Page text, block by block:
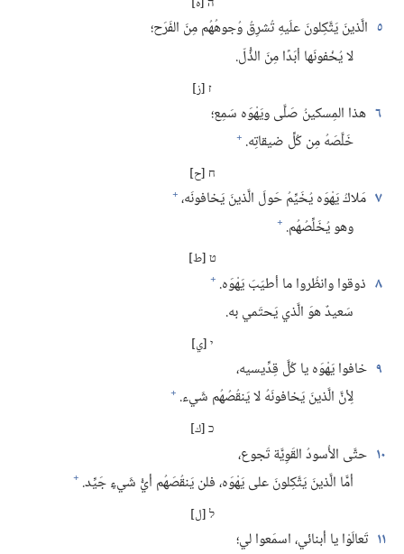
٥ الَّذينَ يَتَّكِلونَ علَيهِ تُشرِقُ وُجوهُهُم مِنَ الفَرَح؛‏
لا يُخْفونَها أبَدًا مِنَ الذُّلّ.‏
ז [ز]
٦ هذا المِسكينُ صَلَّى ويَهْوَه سَمِع؛‏
خَلَّصَهُ مِن كُلِّ ضيقاتِه.‏ +
ח [ح]
٧ مَلاكُ يَهْوَه يُخَيِّمُ حَولَ الَّذينَ يَخافونَه،‏ +
وهو يُخَلِّصُهُم.‏ +
ט [ط]
٨ ذوقوا وانظُروا ما أطيَبَ يَهْوَه.‏ +
سَعيدٌ هوَ الَّذي يَحتَمي به.‏
י [ي]
٩ خافوا يَهْوَه يا كُلَّ قِدِّيسيه،‏
لِأنَّ الَّذينَ يَخافونَهُ لا يَنقُصُهُم شَيء.‏ +
כ [ك]
١٠ حتَّى الأُسودُ القَوِيَّة تَجوع،‏
أمَّا الَّذينَ يَتَّكِلونَ على يَهْوَه،‏ فلن يَنقُصَهُم أيُّ شَيءٍ جَيِّد.‏ +
ל [ل]
١١ تَعالَوْا يا أبنائي،‏ اسمَعوا لي؛‏